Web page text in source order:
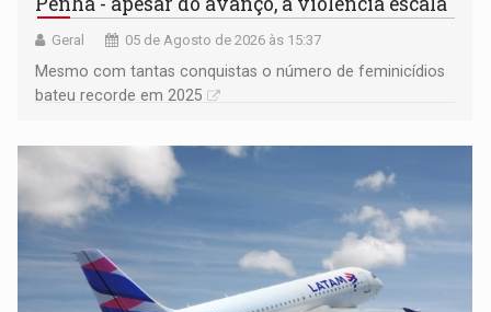
Geral 05 de Agosto de 2026 às 15:37
Mesmo com tantas conquistas o número de feminicídios
bateu recorde em 2025